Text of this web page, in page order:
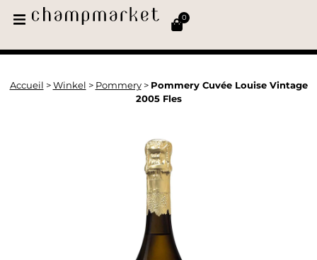
0
Accueil > Winkel > Pommery> Pommery Cuvée Louise Vintage
2005 Fles